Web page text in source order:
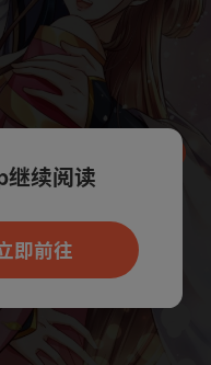
打开App新用
继续阅读
即前往